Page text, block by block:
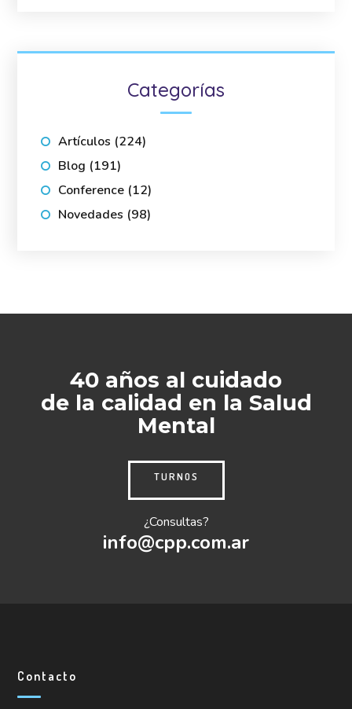
Categorías
Artículos (224)
Blog (191)
Conference (12)
Novedades (98)
40 años al cuidado
de la calidad en la Salud
Mental
TURNOS
¿Consultas?
info@cpp.com.ar
Contacto